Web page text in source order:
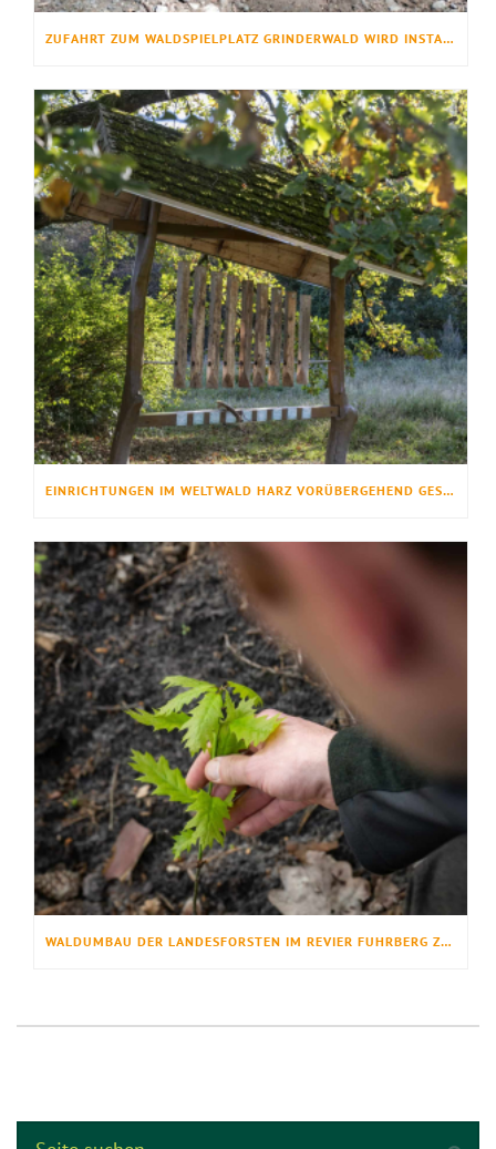
ZUFAHRT ZUM WALDSPIELPLATZ GRINDERWALD WIRD INSTANDGESETZT
EINRICHTUNGEN IM WELTWALD HARZ VORÜBERGEHEND GESPERRT
WALDUMBAU DER LANDESFORSTEN IM REVIER FUHRBERG ZEIGT ERFOLG